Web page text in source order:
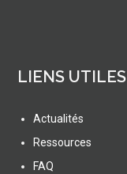
LIENS UTILES
Actualités
Ressources
FAQ